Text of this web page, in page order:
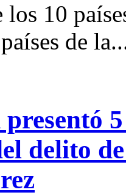
10
de
delito